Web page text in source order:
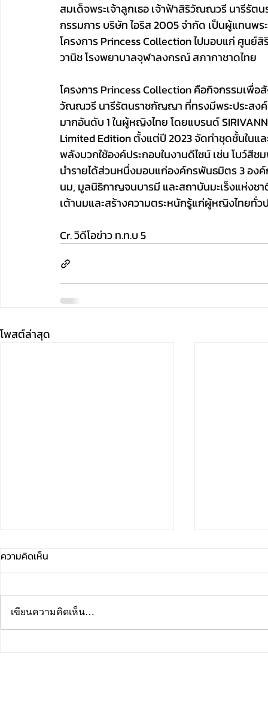
สมเด็จพระเจ้าลูกเธอ เจ้าฟ้าสิริวัณณวรี นารีรัต
กรรมการ บริษัท ไอริส 2005 จำกัด เป็นผู้แทนพ
โครงการ Princess Collection ไปมอบแก่ ศูนย์
วานิช โรงพยาบาลจุฬาลงกรณ์ สภากาชาดไทย
โครงการ Princess Collection คือกิจกรรมเพื่อ
วัณณวรี นารีรัตนราชกัญญา ที่ทรงมีพระประสงค์
มากอันดับ 1 ในผู้หญิงไทย โดยแบรนด์
Limited Edition ตั้งแต่ปี 2023 จัดทำชุดชั้นในแ
พลังบวกใช้องค์ประกอบในงานดีไซน์ เช่น โบว์
นำรายได้ส่วนหนึ่งมอบแก่องค์กรพันธมิตร 3 องค์
นม, มูลนิธิกาญจนบารมี และสถาบันมะเร็งแห่งช
เต้านมและสร้างความตระหนักรู้แก่ผู้หญิงไทยทั่ว
Cr. วิดีโอข่าว ท.ท.บ 5
โพสต์ล่าสุด
PINK PARK
ความคิดเห็น
เขียนความคิดเห็น…